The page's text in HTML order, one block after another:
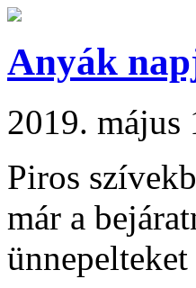
Anyák
2019. május
Piros
már a